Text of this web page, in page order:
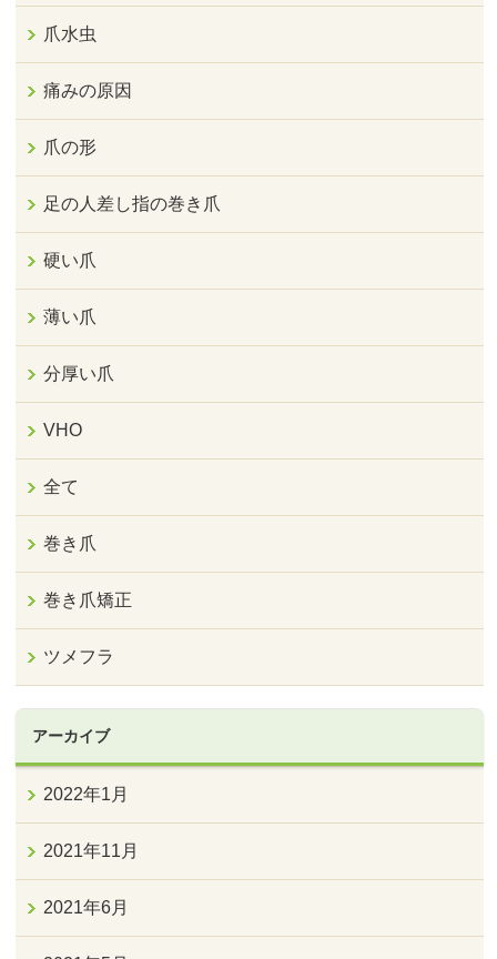
爪水虫
痛みの原因
爪の形
足の人差し指の巻き爪
硬い爪
薄い爪
分厚い爪
VHO
全て
巻き爪
巻き爪矯正
ツメフラ
アーカイブ
2022年1月
2021年11月
2021年6月